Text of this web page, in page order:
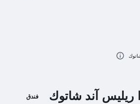
ريليس آند شاتوك فندق